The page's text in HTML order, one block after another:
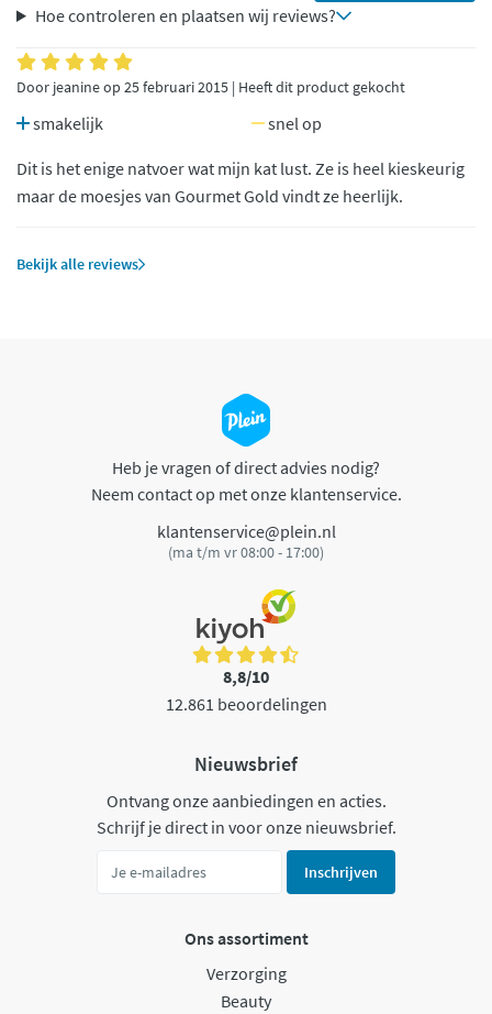
Hoe controleren en plaatsen wij reviews?
Door jeanine op 25 februari 2015 | Heeft dit product gekocht
smakelijk snel op
Dit is het enige natvoer wat mijn kat lust. Ze is heel kieskeurig
maar de moesjes van Gourmet Gold vindt ze heerlijk.
Bekijk alle reviews
Heb je vragen of direct advies nodig?
Neem contact op met onze klantenservice.
klantenservice@plein.nl
(ma t/m vr 08:00 - 17:00)
8,8/10
12.861 beoordelingen
Nieuwsbrief
Ontvang onze aanbiedingen en acties.
Schrijf je direct in voor onze nieuwsbrief.
Inschrijven
Ons assortiment
Verzorging
Beauty